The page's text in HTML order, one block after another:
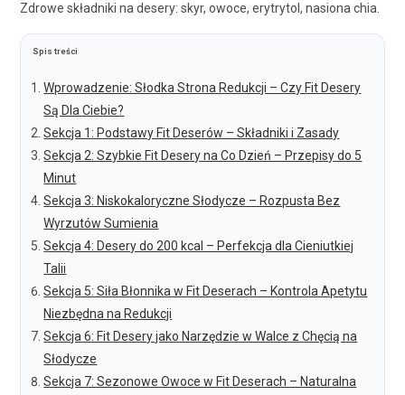
Zdrowe składniki na desery: skyr, owoce, erytrytol, nasiona chia.
Spis treści
Wprowadzenie: Słodka Strona Redukcji – Czy Fit Desery
Są Dla Ciebie?
Sekcja 1: Podstawy Fit Deserów – Składniki i Zasady
Sekcja 2: Szybkie Fit Desery na Co Dzień – Przepisy do 5
Minut
Sekcja 3: Niskokaloryczne Słodycze – Rozpusta Bez
Wyrzutów Sumienia
Sekcja 4: Desery do 200 kcal – Perfekcja dla Cieniutkiej
Talii
Sekcja 5: Siła Błonnika w Fit Deserach – Kontrola Apetytu
Niezbędna na Redukcji
Sekcja 6: Fit Desery jako Narzędzie w Walce z Chęcią na
Słodycze
Sekcja 7: Sezonowe Owoce w Fit Deserach – Naturalna